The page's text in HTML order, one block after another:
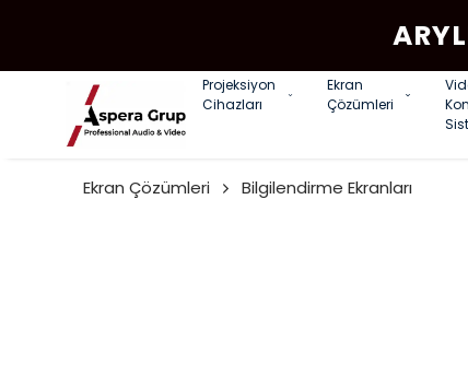
Projeksiyon
Cihazları
Ekran
Çözümleri
Ekran Çözümleri Bilgilendirme Ekranları